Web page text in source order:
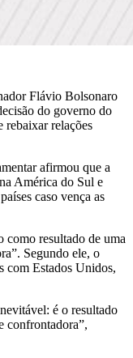
Flávio Bolsonaro
do governo do
relações
afirmou que a
América do Sul e
caso vença as
resultado de uma
Segundo ele, o
com Estados Unidos,
é o resultado
confrontadora”,